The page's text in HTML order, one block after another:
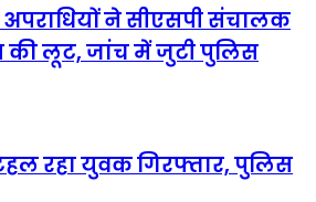
ने सीएसपी संचालक
की लूट, जांच में जुटी पुलिस
रहा युवक गिरफ्तार, पुलिस